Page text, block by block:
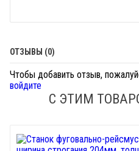
ОТЗЫВЫ (0)
Чтобы добавить отзыв,
войдите
С ЭТИМ